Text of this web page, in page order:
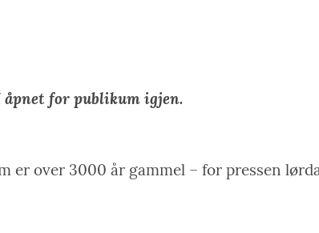
for publikum igjen.
er over 3000 år gammel – for pressen